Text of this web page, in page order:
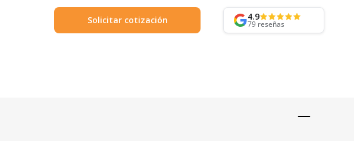
Solicitar cotización 4.9
79 reseñas